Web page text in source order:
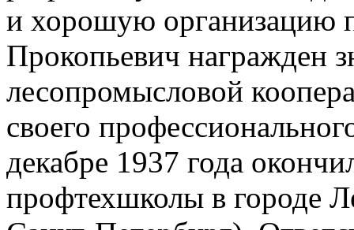
и хорошую организацию
Прокопьевич награжден
лесопромысловой
своего
декабре 1937 года
профтехшколы в городе